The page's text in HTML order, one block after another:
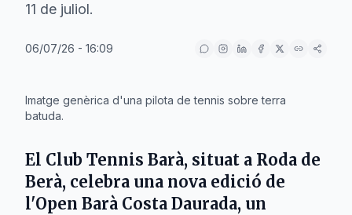
11 de juliol.
06/07/26 - 16:09
Imatge genèrica d'una pilota de tennis sobre terra
batuda.
El Club Tennis Barà, situat a Roda de
Berà, celebra una nova edició de
l'Open Barà Costa Daurada, un